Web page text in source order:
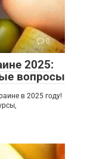
0
2025:
вопросы
в 2025 году!